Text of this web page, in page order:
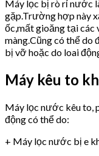
Máy lọc bị rò rỉ nước
gặp.Trường hợp này
ốc,mất gioăng tại
màng.Cũng có thể do
bị vỡ hoặc do loai
Máy kêu to
Máy lọc nước kêu to,
động có thể do:
+ Máy lọc nước bị e